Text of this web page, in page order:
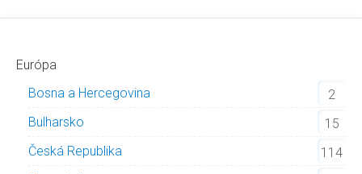
Európa
Bosna a Hercegovina
2
Bulharsko
15
Česká Republika
114